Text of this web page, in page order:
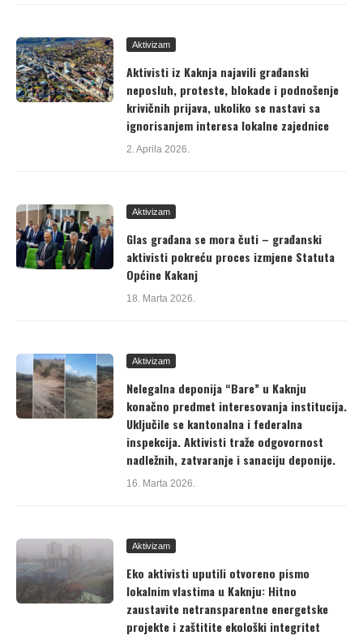
Aktivizam
Aktivisti iz Kaknja najavili građanski
neposluh, proteste, blokade i podnošenje
krivičnih prijava, ukoliko se nastavi sa
ignorisanjem interesa lokalne zajednice
2. Aprila 2026.
Aktivizam
Glas građana se mora čuti – građanski
aktivisti pokreću proces izmjene Statuta
Općine Kakanj
18. Marta 2026.
Aktivizam
Nelegalna deponija “Bare” u Kaknju
konačno predmet interesovanja institucija.
Uključile se kantonalna i federalna
inspekcija. Aktivisti traže odgovornost
nadležnih, zatvaranje i sanaciju deponije.
16. Marta 2026.
Aktivizam
Eko aktivisti uputili otvoreno pismo
lokalnim vlastima u Kaknju: Hitno
zaustavite netransparentne energetske
projekte i zaštitite ekološki integritet